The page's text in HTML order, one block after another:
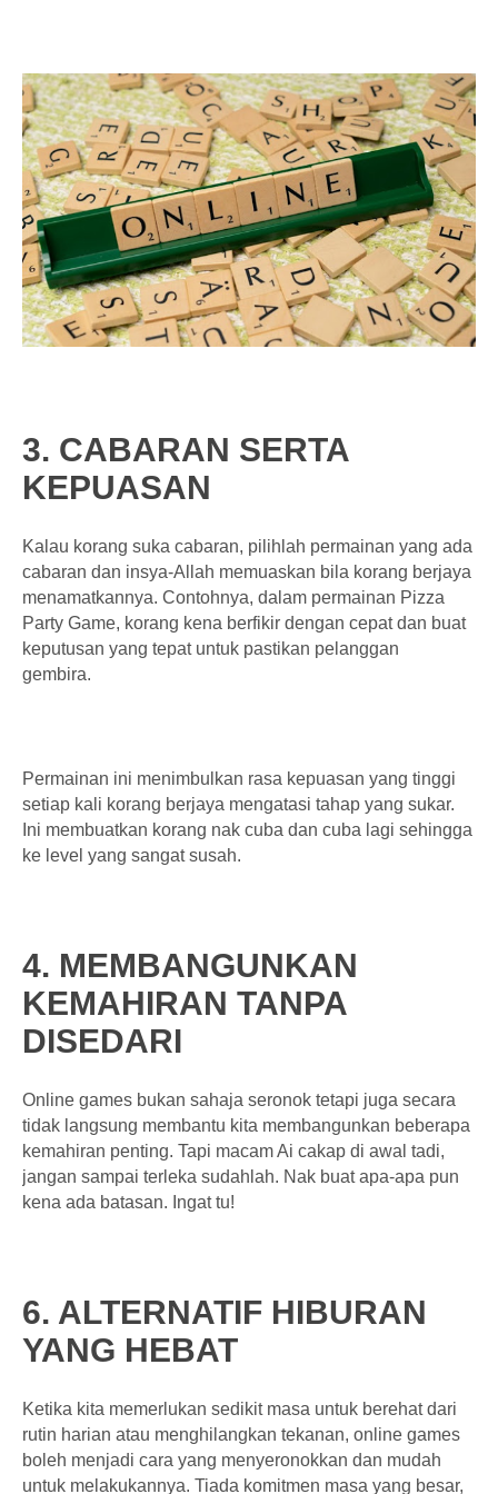
3. CABARAN SERTA
KEPUASAN
Kalau korang suka cabaran, pilihlah permainan yang ada
cabaran dan insya-Allah memuaskan bila korang berjaya
menamatkannya. Contohnya, dalam permainan Pizza
Party Game, korang kena berfikir dengan cepat dan buat
keputusan yang tepat untuk pastikan pelanggan
gembira.
Permainan ini menimbulkan rasa kepuasan yang tinggi
setiap kali korang berjaya mengatasi tahap yang sukar.
Ini membuatkan korang nak cuba dan cuba lagi sehingga
ke level yang sangat susah.
4. MEMBANGUNKAN
KEMAHIRAN TANPA
DISEDARI
Online games bukan sahaja seronok tetapi juga secara
tidak langsung membantu kita membangunkan beberapa
kemahiran penting. Tapi macam Ai cakap di awal tadi,
jangan sampai terleka sudahlah. Nak buat apa-apa pun
kena ada batasan. Ingat tu!
6. ALTERNATIF HIBURAN
YANG HEBAT
Ketika kita memerlukan sedikit masa untuk berehat dari
rutin harian atau menghilangkan tekanan, online games
boleh menjadi cara yang menyeronokkan dan mudah
untuk melakukannya. Tiada komitmen masa yang besar,